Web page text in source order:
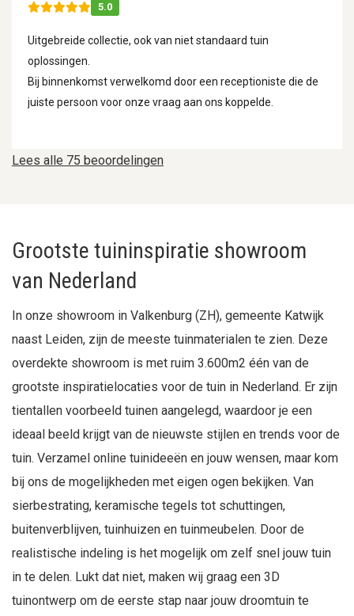
Lees alle 75 beoordelingen
5.0
Uitgebreide collectie, ook van niet standaard tuin
oplossingen.
Bij binnenkomst verwelkomd door een receptioniste die de
juiste persoon voor onze vraag aan ons koppelde.
Grootste tuininspiratie showroom
van Nederland
In onze showroom in Valkenburg (ZH), gemeente Katwijk
naast Leiden, zijn de meeste tuinmaterialen te zien. Deze
overdekte showroom is met ruim 3.600m2 één van de
grootste inspiratielocaties voor de tuin in Nederland. Er zijn
tientallen voorbeeld tuinen aangelegd, waardoor je een
ideaal beeld krijgt van de nieuwste stijlen en trends voor de
tuin. Verzamel online tuinideeën en jouw wensen, maar kom
bij ons de mogelijkheden met eigen ogen bekijken. Van
sierbestrating, keramische tegels tot schuttingen,
buitenverblijven, tuinhuizen en tuinmeubelen. Door de
realistische indeling is het mogelijk om zelf snel jouw tuin
in te delen. Lukt dat niet, maken wij graag een 3D
tuinontwerp om de eerste stap naar jouw droomtuin te